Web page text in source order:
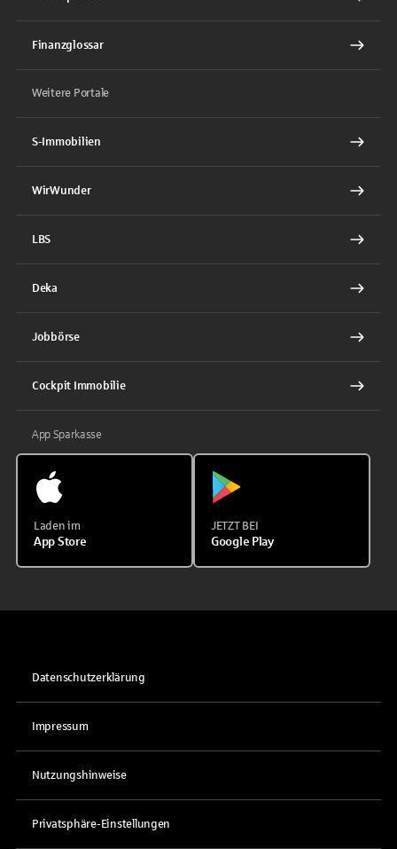
Finanzglossar
Weitere Portale
S-Immobilien
WirWunder
LBS
Deka
Jobbörse
Cockpit Immobilie
App Sparkasse
Laden im
App Store
JETZT BEI
Google Play
Datenschutzerklärung
Impressum
Nutzungshinweise
Privatsphäre-Einstellungen